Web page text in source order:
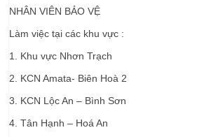
NHÂN VIÊN BẢO VỆ
Làm việc tại các khu vực :
1. Khu vực Nhơn Trạch
2. KCN Amata- Biên Hoà 2
3. KCN Lộc An – Bình Sơn
4. Tân Hạnh – Hoá An